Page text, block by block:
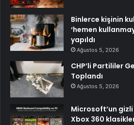
Binlerce kişinin
‘hemen
yapıldı
Ağustos 5, 2026
CHP’li Partililer
Toplandı
Ağustos 5, 2026
Microsoft’un
Xbox 360